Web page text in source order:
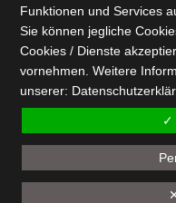
Funktionen und Services
Sie können jegliche
Cookies / Dienste
vornehmen. Weitere
unserer:
✓